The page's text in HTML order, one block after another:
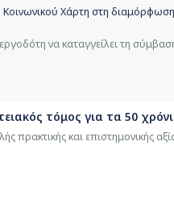
Χάρτη στη διαμόρφωση
να καταγγείλει τη
τόμος για τα 50
πρακτικής και επιστημονικής